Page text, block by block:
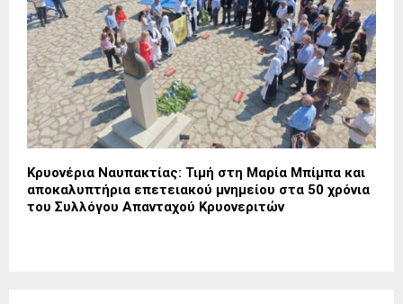
Κρυονέρια Ναυπακτίας: Τιμή στη Μαρία Μπίμπα και
αποκαλυπτήρια επετειακού μνημείου στα 50 χρόνια
του Συλλόγου Απανταχού Κρυονεριτών